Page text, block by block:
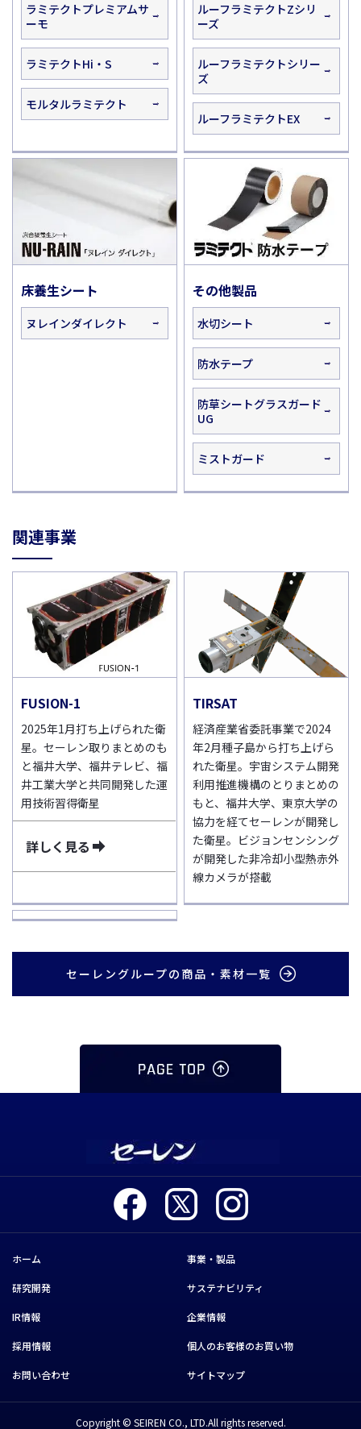
ラミテクトプレミアムサ
ーモ
ラミテクトHi・S
モルタルラミテクト
ルーフラミテクトZシリ
ーズ
ルーフラミテクトシリー
ズ
ルーフラミテクトEX
床養生シート
ヌレインダイレクト
その他製品
水切シート
防水テープ
防草シートグラスガード
UG
ミストガード
関連事業
FUSION-1
2025年1月打ち上げられた衛
星。セーレン取りまとめのも
と福井大学、福井テレビ、福
井工業大学と共同開発した運
用技術習得衛星
詳しく見る
TIRSAT
経済産業省委託事業で2024
年2月種子島から打ち上げら
れた衛星。宇宙システム開発
利用推進機構のとりまとめの
もと、福井大学、東京大学の
協力を経てセーレンが開発し
た衛星。ビジョンセンシング
が開発した非冷却小型熱赤外
線カメラが搭載
セーレングループの商品・素材一覧
ホーム
研究開発
IR情報
採用情報
お問い合わせ
事業・製品
サステナビリティ
企業情報
個人のお客様のお買い物
サイトマップ
Copyright © SEIREN CO., LTD.All rights reserved.